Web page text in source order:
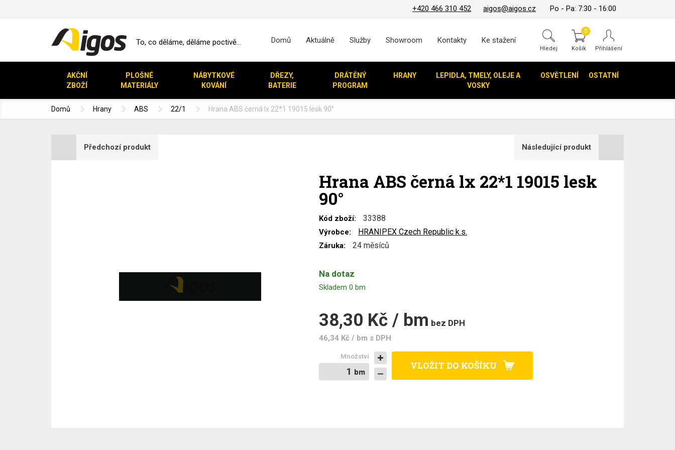
+420 466 310 452 aigos@aigos.cz Po - Pa: 7:30 - 16:00
To, co děláme, děláme poctivě...
0
Hledej
Domů Aktuálně Služby Showroom Kontakty Ke stažení
AKČNÍ
ZBOŽÍ
PLOŠNÉ
MATERIÁLY
NÁBYTKOVÉ
KOVÁNÍ
DŘEZY,
BATERIE
DRÁTĚNÝ
PROGRAM
HRANY
LEPIDLA, TMELY, OLEJE A
VOSKY
OSVĚTLENÍ OSTATNÍ
Domů Hrany ABS 22/1 Hrana ABS černá lx 22*1 19015 lesk 90°
Předchozí produkt Následující produkt
Hrana ABS černá lx 22*1 19015 lesk
90°
Kód zboží: 33388
Výrobce: HRANIPEX Czech Republic k.s.
Záruka: 24 měsíců
Na dotaz
Skladem 0 bm
38,30 Kč / bm bez DPH
46,34 Kč / bm s DPH
bm
bm
Množství
VLOŽIT DO KOŠÍKU